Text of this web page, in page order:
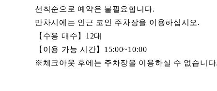
선착순으로 예약은 불필요합니다.
만차시에는 인근 코인 주차장을 이용하십시오.
【수용 대수】12대
【이용 가능 시간】15:00~10:00
※체크아웃 후에는 주차장을 이용하실 수 없습니